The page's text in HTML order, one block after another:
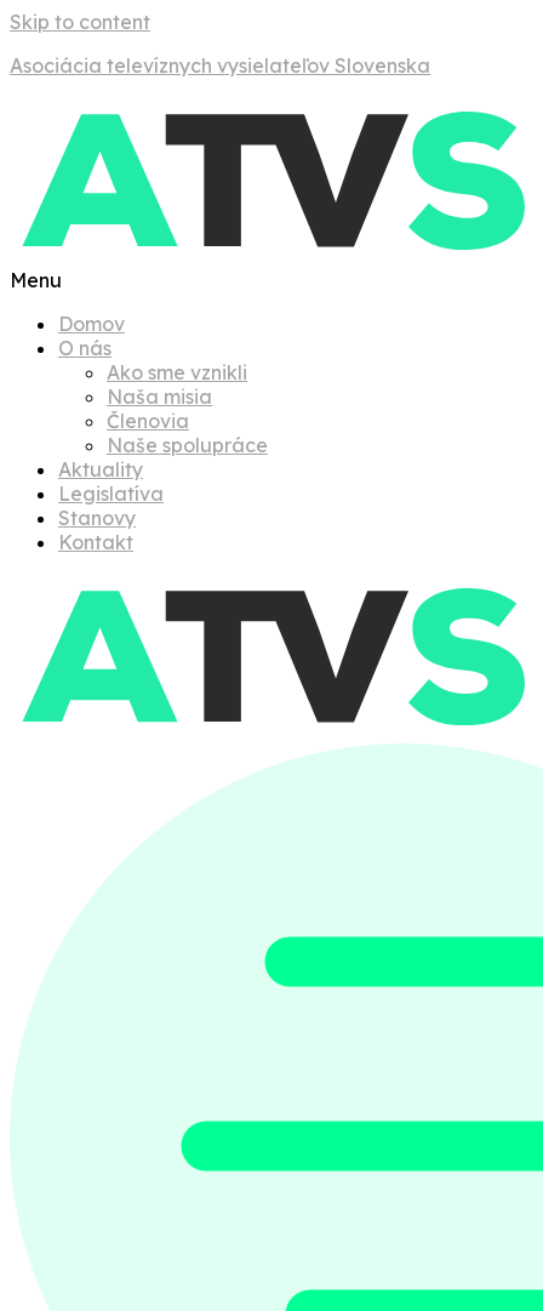
Skip to content
Asociácia televíznych vysielateľov Slovenska
Menu
Domov
O nás
Ako sme vznikli
Naša misia
Členovia
Naše spolupráce
Aktuality
Legislatíva
Stanovy
Kontakt